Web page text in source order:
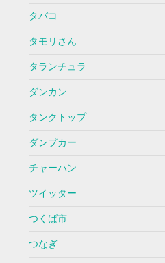
タバコ
タモリさん
タランチュラ
ダンカン
タンクトップ
ダンプカー
チャーハン
ツイッター
つくば市
つなぎ